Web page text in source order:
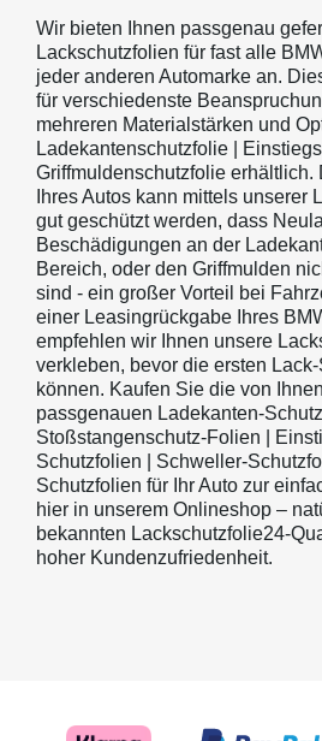
Wir bieten Ihnen passgenau
Lackschutzfolien für fast alle
jeder anderen Automarke an.
für verschiedenste
mehreren Materialstärken und
Ladekantenschutzfolie |
Griffmuldenschutzfolie erhältlich.
Ihres Autos kann mittels unserer
gut geschützt werden, dass
Beschädigungen an der
Bereich, oder den Griffmulden
sind - ein großer Vorteil bei
einer Leasingrückgabe Ihres
empfehlen wir Ihnen unsere
verkleben, bevor die ersten
können. Kaufen Sie die von
passgenauen Ladekanten-
Stoßstangenschutz-Folien |
Schutzfolien | Schweller-
Schutzfolien für Ihr Auto zur
hier in unserem Onlineshop –
bekannten Lackschutzfolie24-
hoher Kundenzufriedenheit.